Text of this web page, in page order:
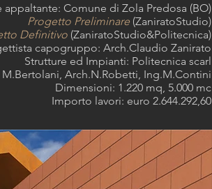
appaltante: Comune di Zola Predosa (BO)
Progetto Preliminare (ZaniratoStudio)
Definitivo (ZaniratoStudio&Politecnica)
capogruppo: Arch.Claudio Zanirato
Strutture ed Impianti: Politecnica scarl
Arch.N.Robetti, Ing.M.Contini
Dimensioni: 1.220 mq, 5.000 mc
Importo lavori: euro 2.644.292,60